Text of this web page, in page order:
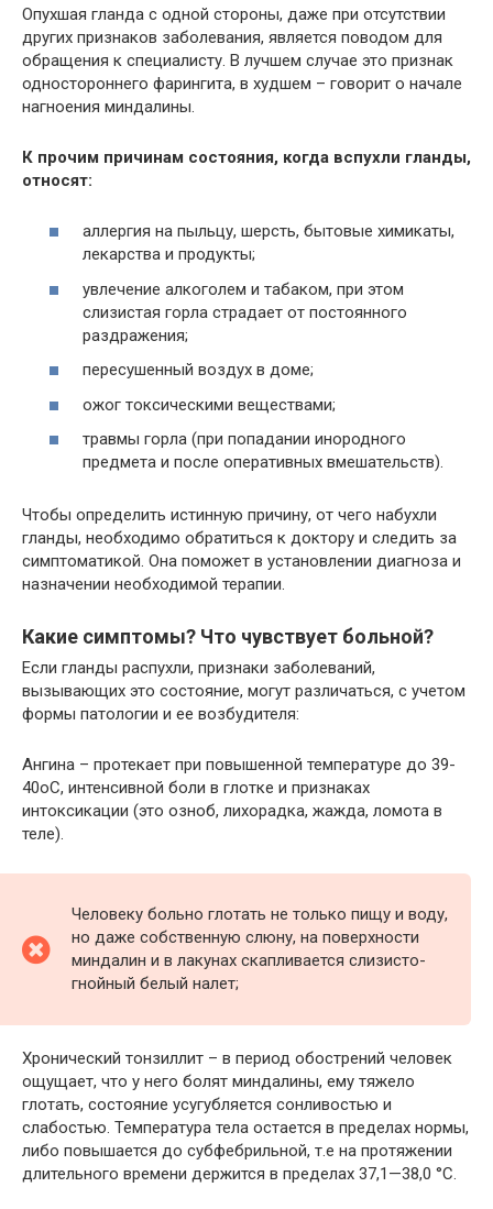
Опухшая гланда с одной стороны, даже при отсутствии
других признаков заболевания, является поводом для
обращения к специалисту. В лучшем случае это признак
одностороннего фарингита, в худшем – говорит о начале
нагноения миндалины.
К прочим причинам состояния, когда вспухли гланды,
относят:
аллергия на пыльцу, шерсть, бытовые химикаты,
лекарства и продукты;
увлечение алкоголем и табаком, при этом
слизистая горла страдает от постоянного
раздражения;
пересушенный воздух в доме;
ожог токсическими веществами;
травмы горла (при попадании инородного
предмета и после оперативных вмешательств).
Чтобы определить истинную причину, от чего набухли
гланды, необходимо обратиться к доктору и следить за
симптоматикой. Она поможет в установлении диагноза и
назначении необходимой терапии.
Какие симптомы? Что чувствует больной?
Если гланды распухли, признаки заболеваний,
вызывающих это состояние, могут различаться, с учетом
формы патологии и ее возбудителя:
Ангина – протекает при повышенной температуре до 39-
40оС, интенсивной боли в глотке и признаках
интоксикации (это озноб, лихорадка, жажда, ломота в
теле).
Человеку больно глотать не только пищу и воду,
но даже собственную слюну, на поверхности
миндалин и в лакунах скапливается слизисто-
гнойный белый налет;
Хронический тонзиллит – в период обострений человек
ощущает, что у него болят миндалины, ему тяжело
глотать, состояние усугубляется сонливостью и
слабостью. Температура тела остается в пределах нормы,
либо повышается до субфебрильной, т.е на протяжении
длительного времени держится в пределах 37,1—38,0 °C.